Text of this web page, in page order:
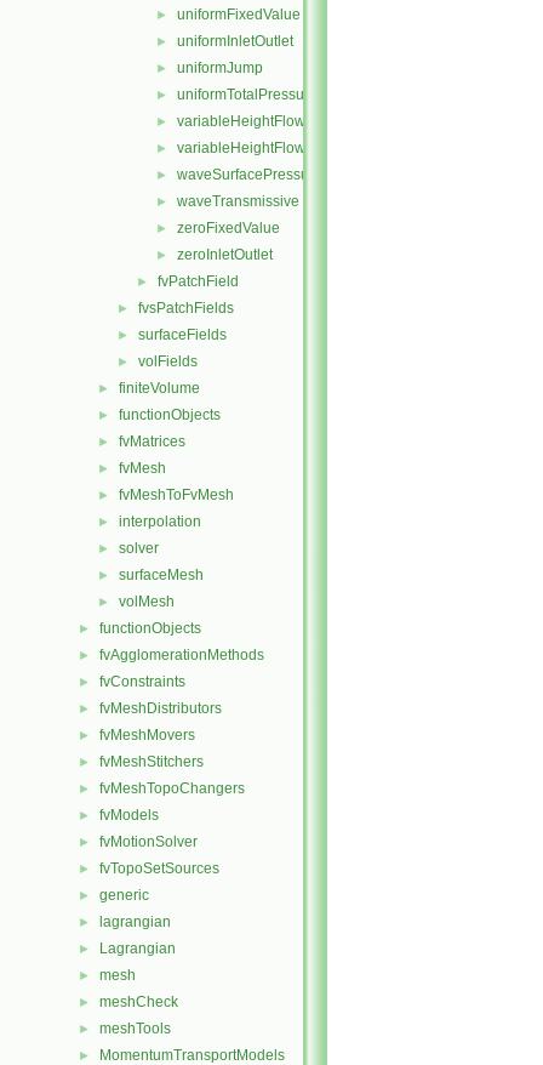
► uniformFixedValue
► uniformInletOutlet
► uniformJump
► uniformTotalPressure
► variableHeightFlowRate
► variableHeightFlowRateInletVelocity
► waveSurfacePressure
► waveTransmissive
► zeroFixedValue
► zeroInletOutlet
► fvPatchField
► fvsPatchFields
► surfaceFields
► volFields
► finiteVolume
► functionObjects
► fvMatrices
► fvMesh
► fvMeshToFvMesh
► interpolation
► solver
► surfaceMesh
► volMesh
► functionObjects
► fvAgglomerationMethods
► fvConstraints
► fvMeshDistributors
► fvMeshMovers
► fvMeshStitchers
► fvMeshTopoChangers
► fvModels
► fvMotionSolver
► fvTopoSetSources
► generic
► lagrangian
► Lagrangian
► mesh
► meshCheck
► meshTools
► MomentumTransportModels